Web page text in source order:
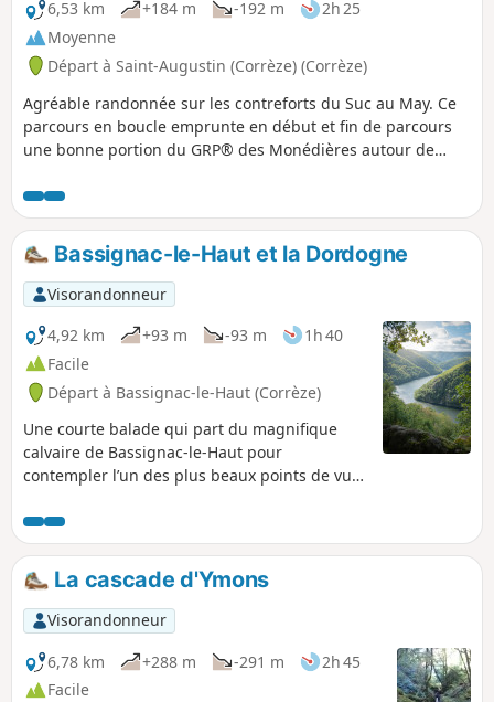
6,53 km +184 m -192 m
2h 25
Moyenne
Départ à Saint-Augustin (Corrèze) (Corrèze)
Agréable randonnée sur les contreforts du Suc au May. Ce
parcours en boucle emprunte en début et fin de parcours
une bonne portion du GRP® des Monédières autour de
Bassignac-le-Haut et la Dordogne
Visorandonneur
4,92 km
+93 m -93 m
1h 40
Facile
Départ à Bassignac-le-Haut (Corrèze)
Une courte balade qui part du magnifique
calvaire de Bassignac-le-Haut pour
contempler l’un des plus beaux points de vue
difficulté avec une partie sur route peu
fréquentée.
La cascade d'Ymons
Visorandonneur
6,78 km
+288 m -291 m
2h 45
Facile